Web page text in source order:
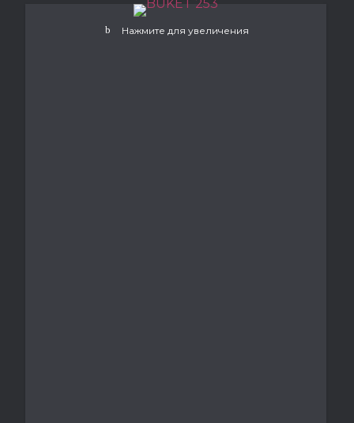
Нажмите для увеличения